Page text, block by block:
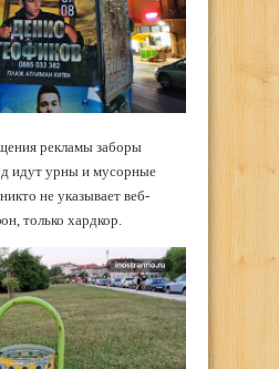
рекламы заборы
идут урны и мусорные
не указывает веб-
только хардкор.